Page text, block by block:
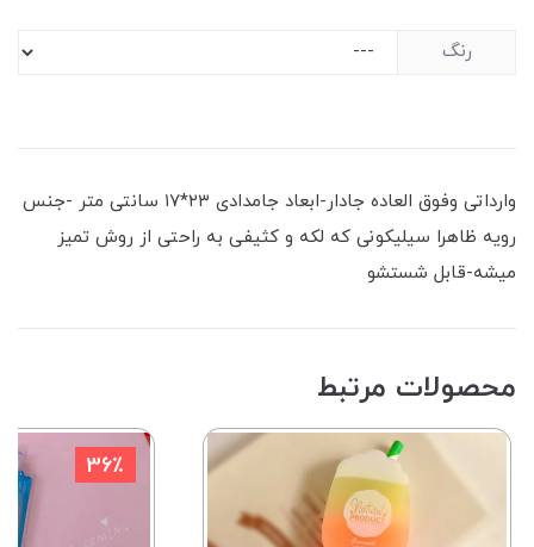
رنگ
وارداتی وفوق العاده جادار-ابعاد جامدادی ۲۳*۱۷ سانتی متر -جنس
رویه ظاهرا سیلیکونی که لکه و کثیفی به راحتی از روش تمیز
میشه-قابل شستشو
محصولات مرتبط
36٪